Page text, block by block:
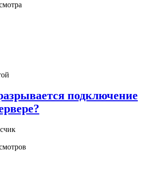
подключение